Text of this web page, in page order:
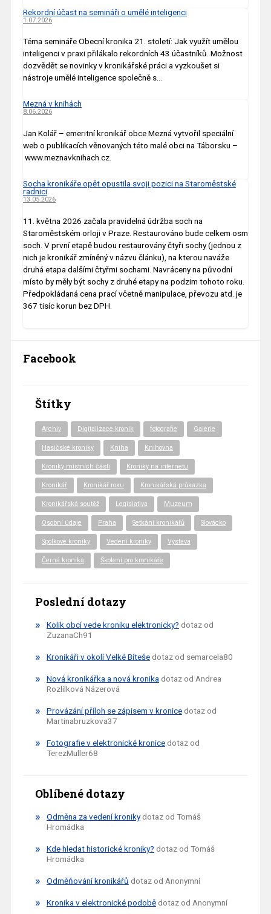
Rekordní účast na semináři o umělé inteligenci
1.07.2026
Téma semináře Obecní kronika 21. století: Jak využít umělou
inteligenci v praxi přilákalo rekordních 43 účastníků. Možnost
dozvědět se novinky v kronikářské práci a vyzkoušet si
nástroje umělé inteligence společně s…
Mezná v knihách
8.06.2026
Jan Kolář – emeritní kronikář obce Mezná vytvořil speciální
web o publikacích věnovaných této malé obci na Táborsku –
www.meznavknihach.cz.
Socha kronikáře opět opustila svoji pozici na Staroměstské
radnici
13.05.2026
11. května 2026 začala pravidelná údržba soch na
Staroměstském orloji v Praze. Restaurováno bude celkem osm
soch. V první etapě budou restaurovány čtyři sochy (jednou z
nich je kronikář zmíněný v názvu článku), na kterou naváže
druhá etapa dalšími čtyřmi sochami. Navráceny na původní
místo by měly být sochy z druhé etapy na podzim tohoto roku.
Předpokládaná cena prací včetně manipulace, převozu atd. je
367 tisíc korun bez DPH.
Facebook
Štítky
Archiv Digitalizace kronik fotografie Galerie
Hasičské kroniky Kniha Knihovna
Kroniky místních části Kroniky na internetu
Kronikář Kronikář roku Kronikářská průkazka
Kronikářská soutěž Legislativa Muzeum
Osobní údaje Praha Setkání kronikářů Slovácko
Spolkové kroniky Vedení kroniky Výstava
Černá kronika Školení pro kronikáře
Poslední dotazy
Kolik obcí vede kroniku elektronicky? dotaz od
ZuzanaCh91
Kronikáři v okolí Velké Bítešedotaz od semarcela80
Nová kronikářka a nová kronika dotaz od Andrea
Rozlílková Názerová
Provázání příloh se zápisem v kronicedotaz od
Martinabruzkova37
Fotografie v elektronické kronicedotaz od
TerezMuller68
Oblíbené dotazy
Odměna za vedení kronikydotaz od Tomáš
Hromádka
Kde hledat historické kroniky? dotaz od Tomáš
Hromádka
Odměňování kronikářů dotaz od Anonymní
Kronika v elektronické podobědotaz od Anonymní